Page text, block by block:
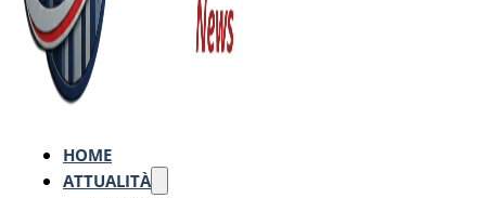
HOME
ATTUALITÀ